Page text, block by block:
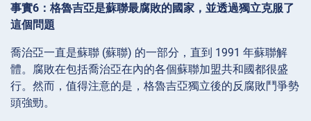
事實6：格魯吉亞是蘇聯最腐敗的國家，並透過獨立克服了
這個問題
喬治亞一直是蘇聯 (蘇聯) 的一部分，直到 1991 年蘇聯解
體。腐敗在包括喬治亞在內的各個蘇聯加盟共和國都很盛
行。然而，值得注意的是，格魯吉亞獨立後的反腐敗鬥爭勢
頭強勁。